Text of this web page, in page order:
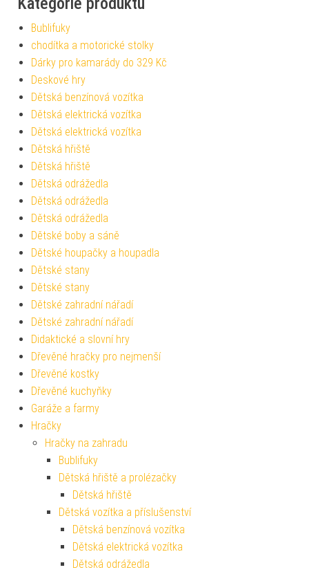
Bublifuky
chodítka a motorické stolky
Dárky pro kamarády do 329 Kč
Deskové hry
Dětská benzínová vozítka
Dětská elektrická vozítka
Dětská elektrická vozítka
Dětská hřiště
Dětská hřiště
Dětská odrážedla
Dětská odrážedla
Dětská odrážedla
Dětské boby a sáně
Dětské houpačky a houpadla
Dětské stany
Dětské stany
Dětské zahradní nářadí
Dětské zahradní nářadí
Didaktické a slovní hry
Dřevěné hračky pro nejmenší
Dřevěné kostky
Dřevěné kuchyňky
Garáže a farmy
Hračky
Hračky na zahradu
Bublifuky
Dětská hřiště a prolézačky
Dětská hřiště
Dětská vozítka a příslušenství
Dětská benzínová vozítka
Dětská elektrická vozítka
Dětská odrážedla